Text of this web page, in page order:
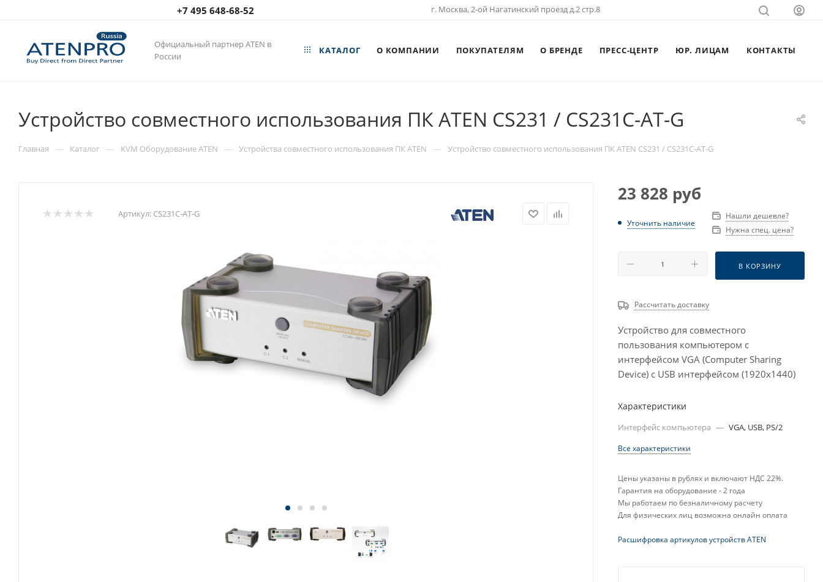
+7 495 648-68-52 г. Москва, 2-ой Нагатинский проезд д.2 стр.8
Официальный партнер ATEN в
России
КАТАЛОГ О КОМПАНИИ ПОКУПАТЕЛЯМ О БРЕНДЕ ПРЕСС-ЦЕНТР ЮР. ЛИЦАМ КОНТАКТЫ
Устройство совместного использования ПК ATEN CS231 / CS231C-AT-G
Главная — Каталог — KVM Оборудование ATEN — Устройства совместного использования ПК ATEN — Устройство совместного использования ПК ATEN CS231 / CS231C-AT-G
Артикул: CS231C-AT-G
23 828 руб
Уточнить наличие
Нашли дешевле?
Нужна спец. цена?
В КОРЗИНУ
Рассчитать доставку
Устройство для совместного
пользования компьютером с
интерфейсом VGA (Computer Sharing
Device) с USB интерфейсом (1920x1440)
Характеристики
Интерфейс компьютера — VGA, USB, PS/2
Все характеристики
Цены указаны в рублях и включают НДС 22%.
Гарантия на оборудование - 2 года
Мы работаем по безналичному расчету
Для физических лиц возможна онлайн оплата
Расшифровка артикулов устройств ATEN